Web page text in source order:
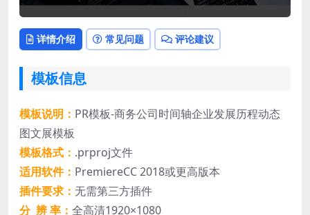
详情介绍 常见问题 评论建议
模板信息
模板说明： PR模板-商务公司时间轴企业发展历程动态
图文展模板
模板格式： .prproj文件
适用软件： PremiereCC 2018或更高版本
插件要求： 无需第三方插件
分 辨 率： 全高清1920×1080